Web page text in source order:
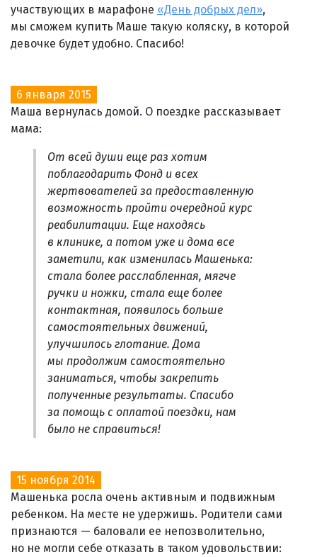
участвующих в марафоне «День добрых дел»,
мы сможем купить Маше такую коляску, в которой
девочке будет удобно. Спасибо!
6 января 2015
Маша вернулась домой. О поездке рассказывает
мама:
От всей души еще раз хотим
поблагодарить Фонд и всех
жертвователей за предоставленную
возможность пройти очередной курс
реабилитации. Еще находясь
в клинике, а потом уже и дома все
заметили, как изменилась Машенька:
стала более расслабленная, мягче
ручки и ножки, стала еще более
контактная, появилось больше
самостоятельных движений,
улучшилось глотание. Дома
мы продолжим самостоятельно
заниматься, чтобы закрепить
полученные результаты. Спасибо
за помощь с оплатой поездки, нам
было не справиться!
15 ноября 2014
Машенька росла очень активным и подвижным
ребенком. На месте не удержишь. Родители сами
признаются — баловали ее непозволительно,
но не могли себе отказать в таком удовольствии: